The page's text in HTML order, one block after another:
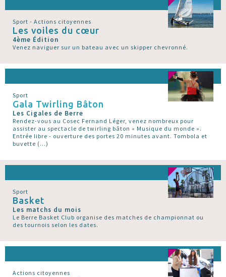
Sport - Actions citoyennes
Les voiles du cœur
4ème Édition
Venez naviguer sur un bateau avec un skipper chevronné.
Sport
Gala Twirling Bâton
Les Cigales de Berre
Rendez-vous au Cosec Fernand Léger, venez nombreux pour
assister au spectacle de twirling bâton « Musique du monde ».
Entrée libre - ouverture des portes 20 minutes avant. Tombola et
buvette (…)
Sport
Basket
Les matchs du mois
Le Berre Basket Club organise des matches de championnat ou
des tournois selon les dates.
Actions citoyennes